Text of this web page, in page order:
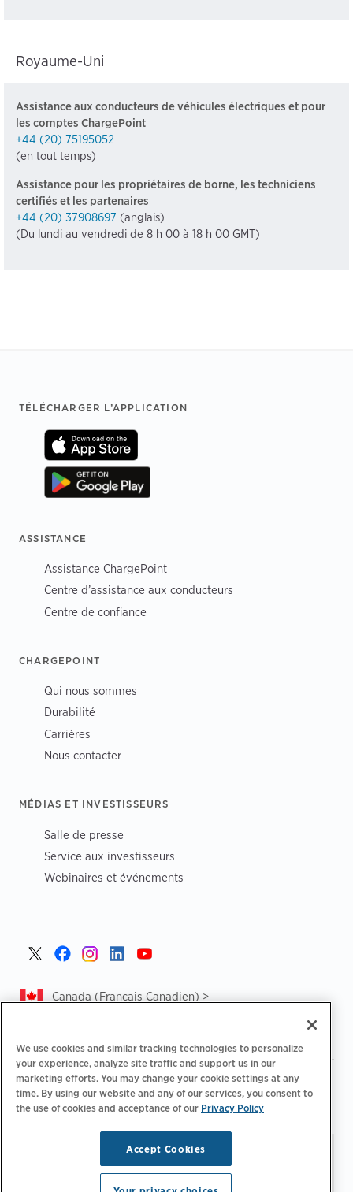
Royaume-Uni
Assistance aux conducteurs de véhicules électriques et pour
les comptes ChargePoint
+44 (20) 75195052
(en tout temps)
Assistance pour les propriétaires de borne, les techniciens
certifiés et les partenaires
+44 (20) 37908697 (anglais)
(Du lundi au vendredi de 8 h 00 à 18 h 00 GMT)
Footer
TÉLÉCHARGER L’APPLICATION
ASSISTANCE
Assistance ChargePoint
Centre d’assistance aux conducteurs
Centre de confiance
CHARGEPOINT
Qui nous sommes
Durabilité
Carrières
Nous contacter
MÉDIAS ET INVESTISSEURS
Salle de presse
Service aux investisseurs
Webinaires et événements
Canada (Français Canadien) >
Politique de confidentialité‌ | Choix de confidentialité
Informations légales | Déclaration d'accessibilité |
Code de
conduite des fournisseurs
| CA Forced and Child Labour Report
Préférences
relatives aux e-mails
© 2026 ChargePoint, Inc.
Tous droits réservés.
We use cookies and similar tracking technologies to personalize
your experience, analyze site traffic and support us in our
marketing efforts. You may change your cookie settings at any
time. By using our website and any of our services, you consent to
the use of cookies and acceptance of our Privacy Policy
Accept Cookies